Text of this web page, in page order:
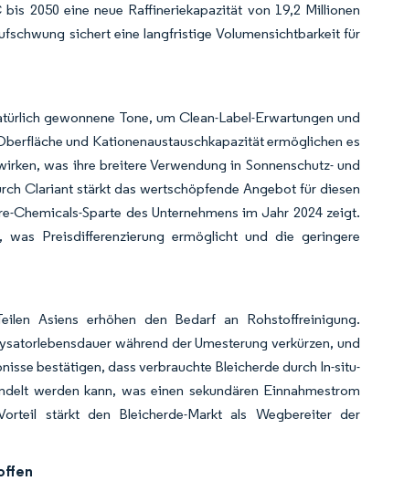
2050 eine neue Raffineriekapazität von 19,2 Millionen
sichert eine langfristige Volumensichtbarkeit für
gewonnene Tone, um Clean-Label-Erwartungen und
und Kationenaustauschkapazität ermöglichen es
was ihre breitere Verwendung in Sonnenschutz- und
Clariant stärkt das wertschöpfende Angebot für diesen
Sparte des Unternehmens im Jahr 2024 zeigt.
was Preisdifferenzierung ermöglicht und die geringere
Asiens erhöhen den Bedarf an Rohstoffreinigung.
während der Umesterung verkürzen, und
bestätigen, dass verbrauchte Bleicherde durch In-situ-
werden kann, was einen sekundären Einnahmestrom
stärkt den Bleicherde-Markt als Wegbereiter der